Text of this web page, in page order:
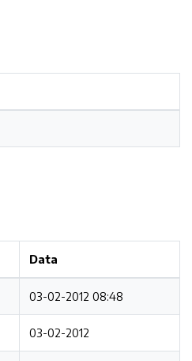
Data
03-02-2012 08:48
03-02-2012